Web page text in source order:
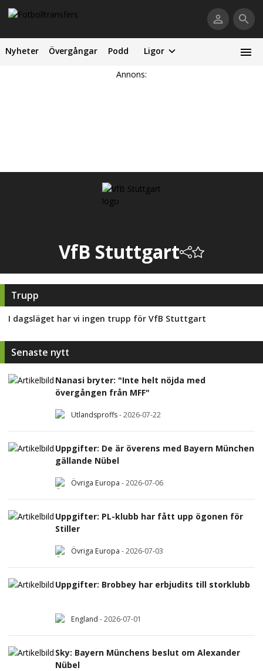
Nyheter Övergångar Podd Ligor
Annons:
VfB Stuttgart
Trupp
I dagsläget har vi ingen trupp för VfB Stuttgart
Senaste nytt
Nanasi bryter: "Inte helt nöjda med
övergången från MFF"
Utlandsproffs-2026-07-22
Uppgifter: De är överens med Bayern München
gällande Nübel
Övriga Europa -2026-07-06
Uppgifter: PL-klubb har fått upp ögonen för
Stiller
Övriga Europa -2026-07-03
Uppgifter: Brobbey har erbjudits till storklubb
England -2026-07-01
Sky: Bayern Münchens beslut om Alexander
Nübel